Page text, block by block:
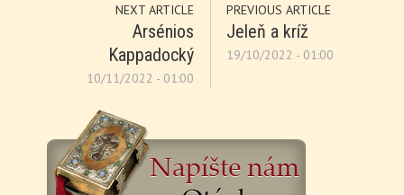
NEXT ARTICLE
Arsénios
Kappadocký
10/11/2022 - 01:00
PREVIOUS ARTICLE
Jeleň a kríž
19/10/2022 - 01:00